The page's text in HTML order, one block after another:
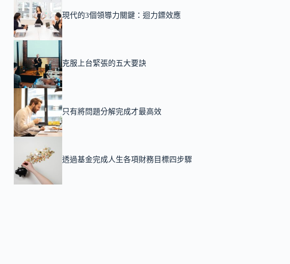
現代的3個領導力關鍵：迴力鏢效應
克服上台緊張的五大要訣
只有將問題分解完成才最高效
透過基金完成人生各項財務目標四步驟